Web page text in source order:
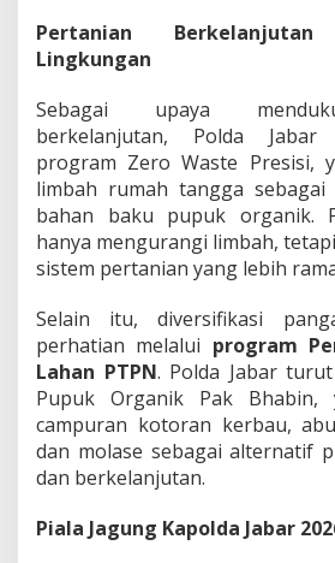
Pertanian
Lingkungan
Sebagai upaya
berkelanjutan, Polda Jabar
program Zero Waste Presisi,
limbah rumah tangga sebagai
bahan baku pupuk organik.
hanya mengurangi limbah,
sistem pertanian yang lebih
Selain itu, diversifikasi
perhatian melalui program
Lahan PTPN. Polda Jabar
Pupuk Organik Pak Bhabin,
campuran kotoran kerbau,
dan molase sebagai alternatif
dan berkelanjutan.
Piala Jagung Kapolda Jabar